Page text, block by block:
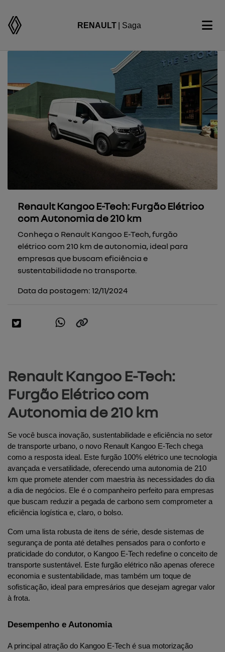
RENAULT | Saga
Renault Kangoo E-Tech: Furgão Elétrico
com Autonomia de 210 km
Conheça o Renault Kangoo E-Tech, furgão
elétrico com 210 km de autonomia, ideal para
empresas que buscam eficiência e
sustentabilidade no transporte.
Data da postagem: 12/11/2024
Renault Kangoo E-Tech:
Furgão Elétrico com
Autonomia de 210 km
Se você busca inovação, sustentabilidade e eficiência no setor
de transporte urbano, o novo Renault Kangoo E-Tech chega
como a resposta ideal. Este furgão 100% elétrico une tecnologia
avançada e versatilidade, oferecendo uma autonomia de 210
km que promete atender com maestria às necessidades do dia
a dia de negócios. Ele é o companheiro perfeito para empresas
que buscam reduzir a pegada de carbono sem comprometer a
eficiência logística e, claro, o bolso.
Com uma lista robusta de itens de série, desde sistemas de
segurança de ponta até detalhes pensados para o conforto e
praticidade do condutor, o Kangoo E-Tech redefine o conceito de
transporte sustentável. Este furgão elétrico não apenas oferece
economia e sustentabilidade, mas também um toque de
sofisticação, ideal para empresários que desejam agregar valor
à frota.
Desempenho e Autonomia
A principal atração do Kangoo E-Tech é sua motorização